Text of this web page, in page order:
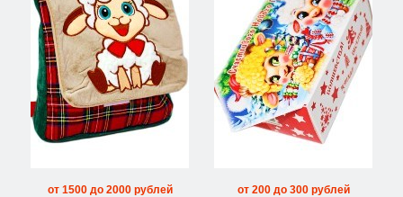
от 1500 до 2000 рублей от 200 до 300 рублей